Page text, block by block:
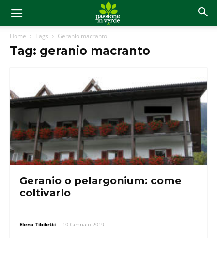
Home Tags Geranio macranto
Tag: geranio macranto
Geranio o pelargonium: come
coltivarlo
Elena Tibiletti - 10 Gennaio 2019